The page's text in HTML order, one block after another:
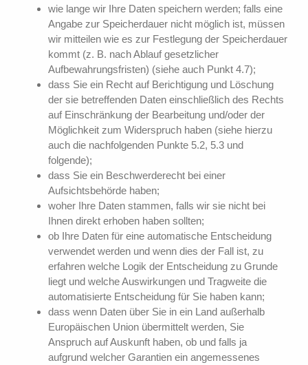
wie lange wir Ihre Daten speichern werden; falls eine
Angabe zur Speicherdauer nicht möglich ist, müssen
wir mitteilen wie es zur Festlegung der Speicherdauer
kommt (z. B. nach Ablauf gesetzlicher
Aufbewahrungsfristen) (siehe auch Punkt 4.7);
dass Sie ein Recht auf Berichtigung und Löschung
der sie betreffenden Daten einschließlich des Rechts
auf Einschränkung der Bearbeitung und/oder der
Möglichkeit zum Widerspruch haben (siehe hierzu
auch die nachfolgenden Punkte 5.2, 5.3 und
folgende);
dass Sie ein Beschwerderecht bei einer
Aufsichtsbehörde haben;
woher Ihre Daten stammen, falls wir sie nicht bei
Ihnen direkt erhoben haben sollten;
ob Ihre Daten für eine automatische Entscheidung
verwendet werden und wenn dies der Fall ist, zu
erfahren welche Logik der Entscheidung zu Grunde
liegt und welche Auswirkungen und Tragweite die
automatisierte Entscheidung für Sie haben kann;
dass wenn Daten über Sie in ein Land außerhalb
Europäischen Union übermittelt werden, Sie
Anspruch auf Auskunft haben, ob und falls ja
aufgrund welcher Garantien ein angemessenes